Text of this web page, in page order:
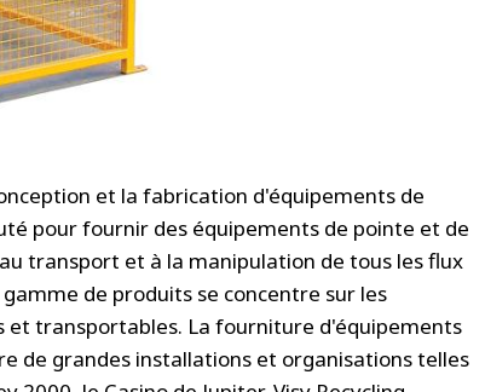
et la fabrication d'équipements de
pour fournir des équipements de pointe et de
transport et à la manipulation de tous les flux
de produits se concentre sur les
et transportables. La fourniture d'équipements
de grandes installations et organisations telles